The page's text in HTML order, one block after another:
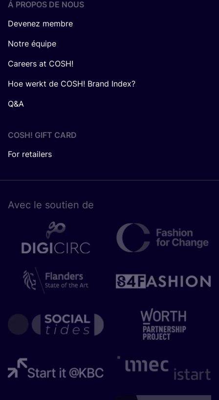
Á PROPOS DE NOUS
Devenez membre
Notre équipe
Careers at COSH!
Hoe werkt de COSH! Brand Index?
Q&A
COSH! GIFT CARD
For retailers
Avec le sou­tien de